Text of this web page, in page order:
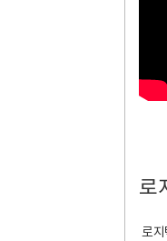
로
로지